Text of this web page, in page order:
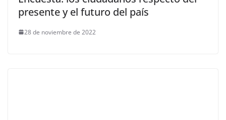
presente y el futuro del país
28 de noviembre de 2022